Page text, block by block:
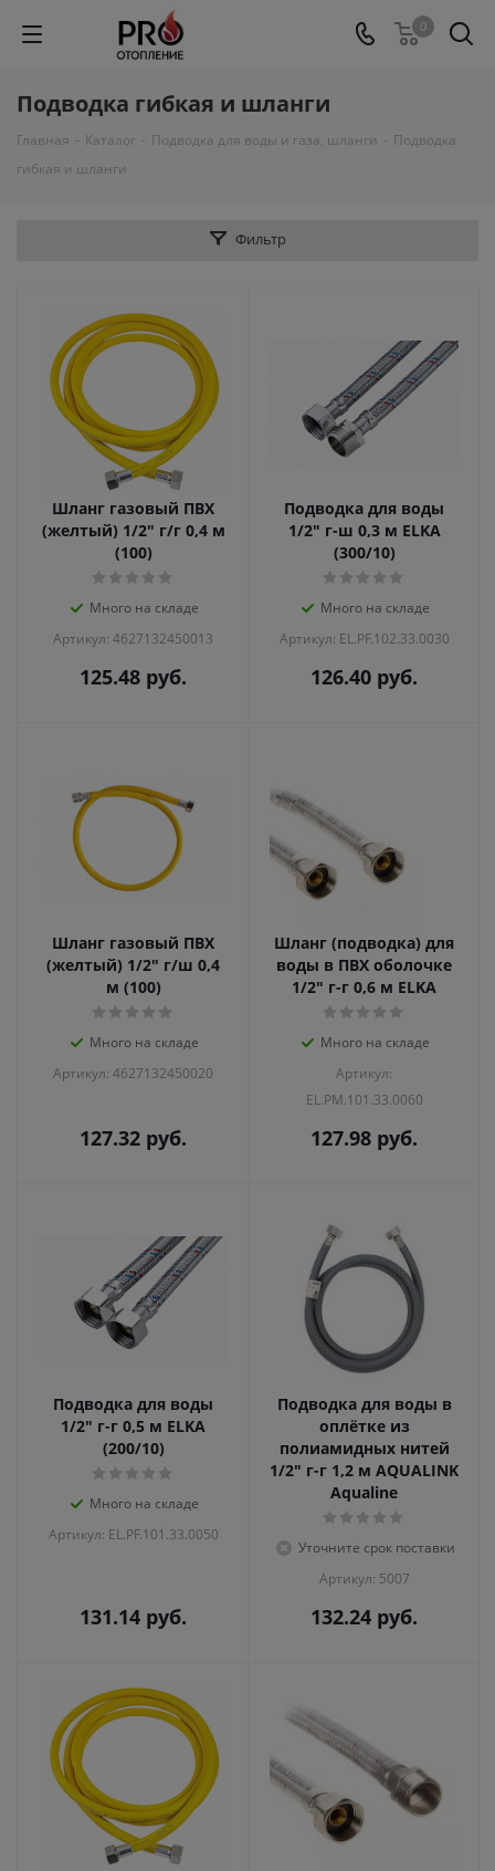
0
Подводка гибкая и шланги
Главная - Каталог - Подводка для воды и газа, шланги - Подводка
гибкая и шланги
Фильтр
Шланг газовый ПВХ
(желтый) 1/2" г/г 0,4 м
(100)
Много на складе
Артикул: 4627132450013
125.48 руб.
Подводка для воды
1/2" г-ш 0,3 м ELKA
(300/10)
Много на складе
Артикул: EL.PF.102.33.0030
126.40 руб.
Шланг газовый ПВХ
(желтый) 1/2" г/ш 0,4
м (100)
Много на складе
Артикул: 4627132450020
127.32 руб.
Шланг (подводка) для
воды в ПВХ оболочке
1/2" г-г 0,6 м ELKA
Много на складе
Артикул:
EL.PM.101.33.0060
127.98 руб.
Подводка для воды
1/2" г-г 0,5 м ELKA
(200/10)
Много на складе
Артикул: EL.PF.101.33.0050
131.14 руб.
Подводка для воды в
оплётке из
полиамидных нитей
1/2" г-г 1,2 м AQUALINK
Aqualine
Уточните срок поставки
Артикул: 5007
132.24 руб.